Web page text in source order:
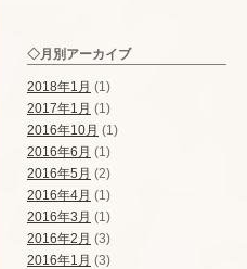
◇月別アーカイブ
2018年1月 (1)
2017年1月 (1)
2016年10月 (1)
2016年6月 (1)
2016年5月 (2)
2016年4月 (1)
2016年3月 (1)
2016年2月 (3)
2016年1月 (3)